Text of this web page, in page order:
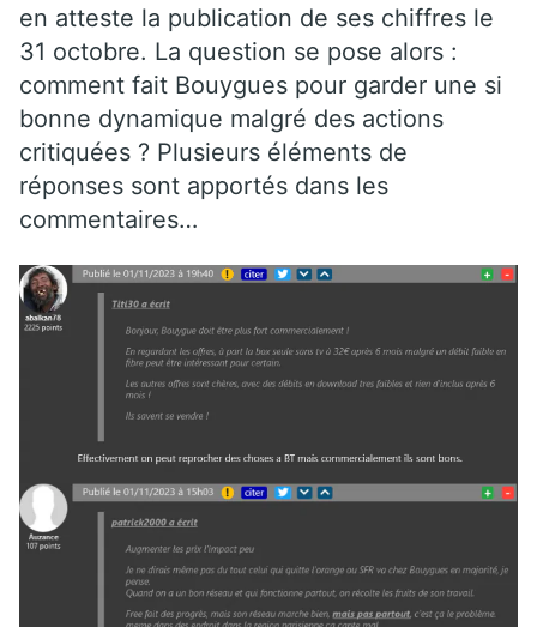
en atteste la publication de ses chiffres le
31 octobre. La question se pose alors :
comment fait Bouygues pour garder une si
bonne dynamique malgré des actions
critiquées ? Plusieurs éléments de
réponses sont apportés dans les
commentaires…